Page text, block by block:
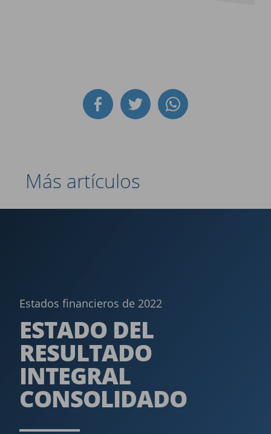
Más artículos
Estados financieros de 2022
ESTADO DEL
RESULTADO
INTEGRAL
CONSOLIDADO